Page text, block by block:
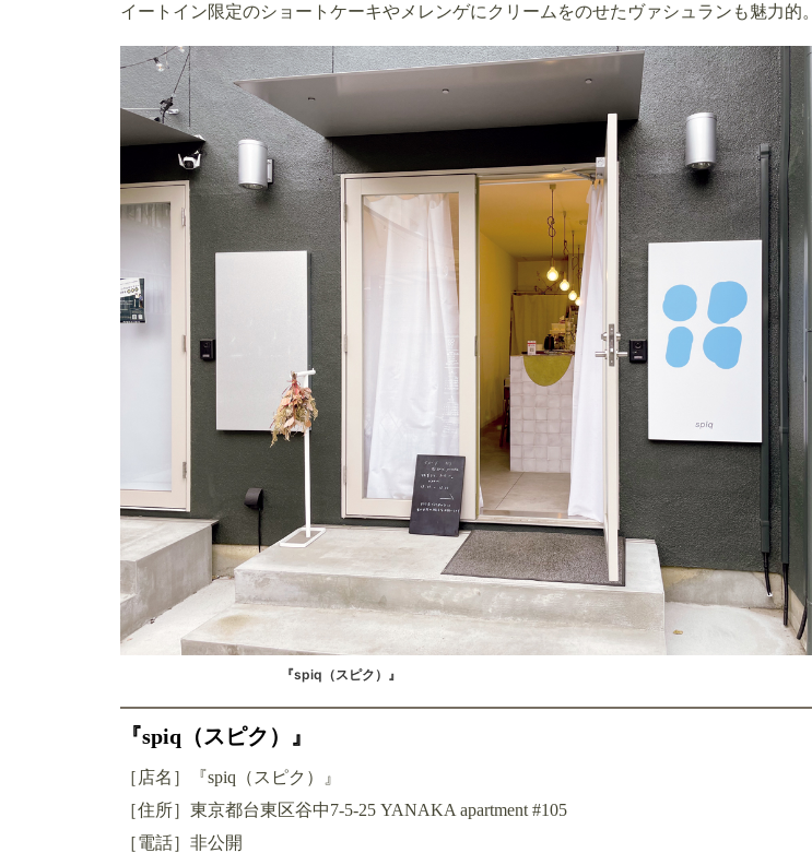
イートイン限定のショートケーキやメレンゲにクリームをのせたヴァシュランも魅力的。
『spiq（スピク）』
『spiq（スピク）』
［店名］『spiq（スピク）』
［住所］東京都台東区谷中7-5-25 YANAKA apartment #105
［電話］非公開